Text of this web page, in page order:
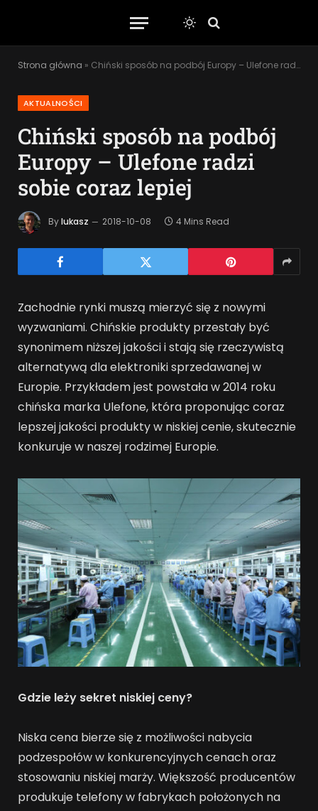
Strona główna » Chiński sposób na podbój Europy – Ulefone radzi sobie coraz lepiej
AKTUALNOŚCI
Chiński sposób na podbój
Europy – Ulefone radzi
sobie coraz lepiej
Bylukasz 2018-10-08 4 Mins Read
Zachodnie rynki muszą mierzyć się z nowymi
wyzwaniami. Chińskie produkty przestały być
synonimem niższej jakości i stają się rzeczywistą
alternatywą dla elektroniki sprzedawanej w
Europie. Przykładem jest powstała w 2014 roku
chińska marka Ulefone, która proponując coraz
lepszej jakości produkty w niskiej cenie, skutecznie
konkuruje w naszej rodzimej Europie.
Gdzie leży sekret niskiej ceny?
Niska cena bierze się z możliwości nabycia
podzespołów w konkurencyjnych cenach oraz
stosowaniu niskiej marży. Większość producentów
produkuje telefony w fabrykach położonych na